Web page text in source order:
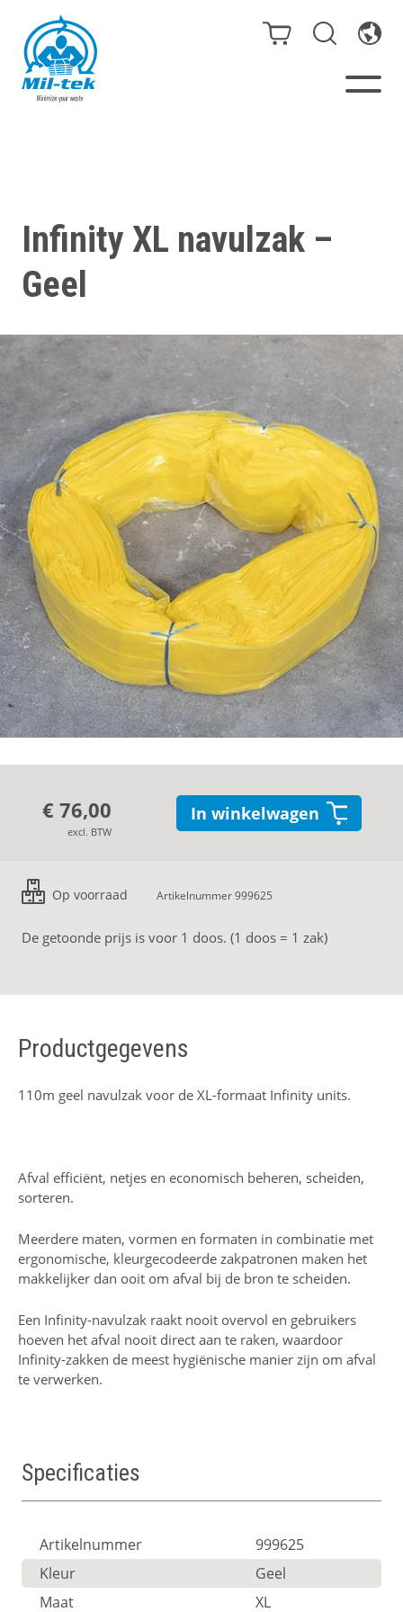
Sorteeroplossingen
Materialen
Getuigenissen
Contact
Infinity XL navulzak –
Geel
€ 76,00
excl. BTW
In winkelwagen
Op voorraad Artikelnummer 999625
De getoonde prijs is voor 1 doos. (1 doos = 1 zak)
Productgegevens
110m geel navulzak voor de XL-formaat Infinity units.
Afval efficiënt, netjes en economisch beheren, scheiden,
sorteren.
Meerdere maten, vormen en formaten in combinatie met
ergonomische, kleurgecodeerde zakpatronen maken het
makkelijker dan ooit om afval bij de bron te scheiden.
Een Infinity-navulzak raakt nooit overvol en gebruikers
hoeven het afval nooit direct aan te raken, waardoor
Infinity-zakken de meest hygiënische manier zijn om afval
te verwerken.
Specificaties
Artikelnummer
999625
Kleur
Geel
Maat
XL